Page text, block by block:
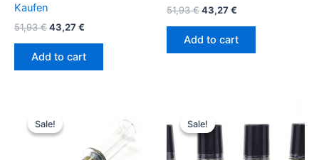
Kaufen
51,93€43,27€
Add to cart
51,93€43,27€
Add to cart
Sale!
Sale!price
was:
43,27 €.
Sale!
Sale!price
was:
51,93 €.
is:
43,27 €.